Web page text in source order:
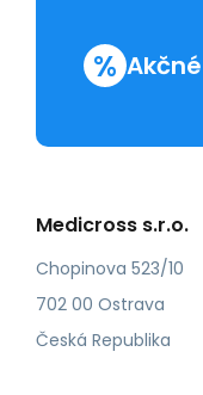
%
Medicross s.r.o.
Chopinova 523/10
702 00 Ostrava
Česká Republika